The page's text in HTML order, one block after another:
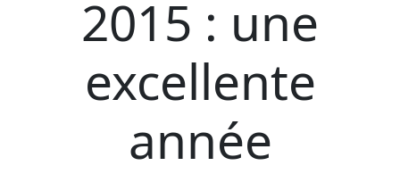
2015 : une
excellente
année